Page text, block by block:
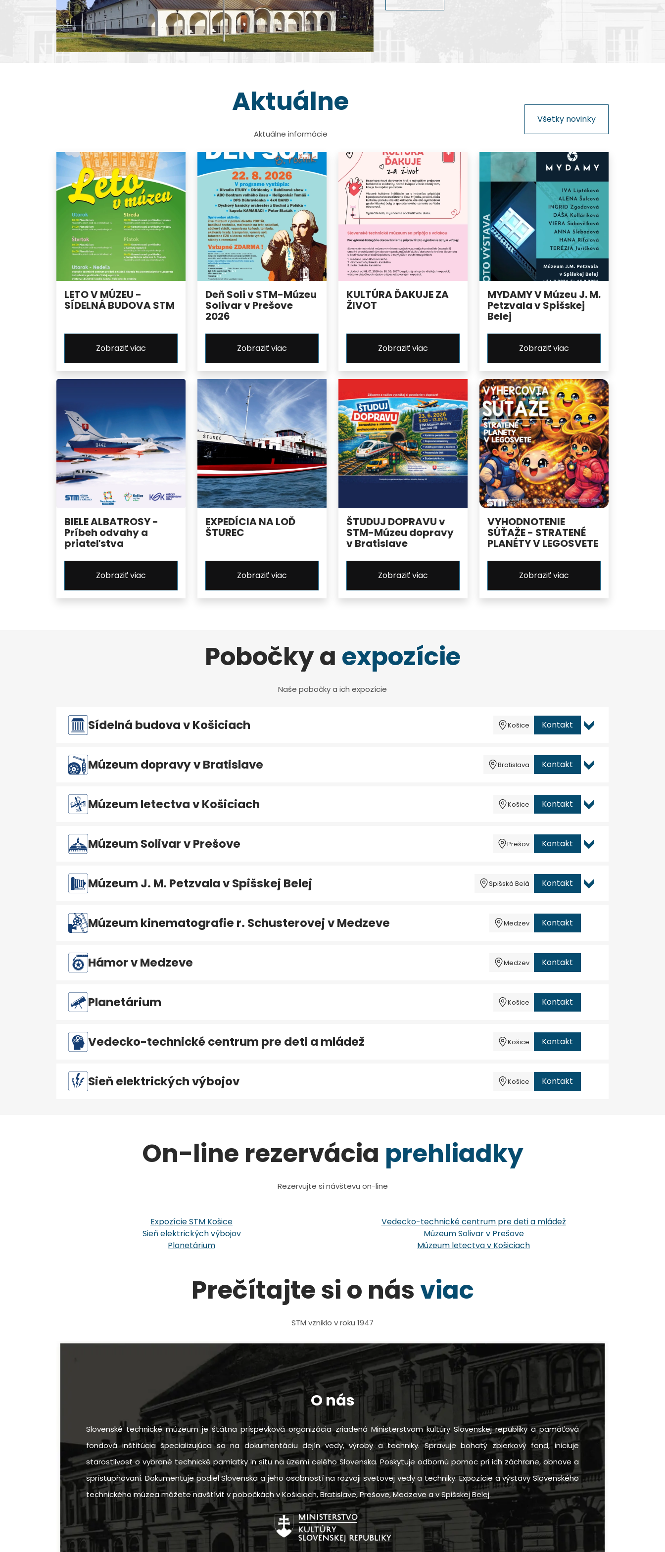
Viac info
Aktuálne
Aktuálne informácie
Všetky novinky
LETO V MÚZEU -
SÍDELNÁ BUDOVA STM
Zobraziť viac
Deň Soli v STM-Múzeu
Solivar v Prešove
2026
Zobraziť viac
KULTÚRA ĎAKUJE ZA
ŽIVOT
Zobraziť viac
MYDAMY V Múzeu J. M.
Petzvala v Spišskej
Belej
Zobraziť viac
BIELE ALBATROSY -
Príbeh odvahy a
priateľstva
Zobraziť viac
EXPEDÍCIA NA LOĎ
ŠTUREC
Zobraziť viac
ŠTUDUJ DOPRAVU v
STM-Múzeu dopravy
v Bratislave
Zobraziť viac
VYHODNOTENIE
SÚŤAŽE - STRATENÉ
PLANÉTY V LEGOSVETE
Zobraziť viac
Pobočky a expozície
Naše pobočky a ich expozície
Sídelná budova v Košiciach Košice Kontakt
Múzeum dopravy v Bratislave Bratislava Kontakt
Múzeum letectva v Košiciach Košice Kontakt
Múzeum Solivar v Prešove Prešov Kontakt
Múzeum J. M. Petzvala v Spišskej Belej Spišská Belá Kontakt
Múzeum kinematografie r. Schusterovej v Medzeve Medzev Kontakt
Hámor v Medzeve Medzev Kontakt
Planetárium Košice Kontakt
Vedecko-technické centrum pre deti a mládež Košice Kontakt
Sieň elektrických výbojov Košice Kontakt
On-line rezervácia prehliadky
Rezervujte si návštevu on-line
Expozície STM Košice
Sieň elektrických výbojov
Planetárium
Vedecko-technické centrum pre deti a mládež
Múzeum Solivar v Prešove
Múzeum letectva v Košiciach
Prečítajte si o násviac
STM vzniklo v roku 1947
O nás
Slovenské technické múzeum je štátna príspevková organizácia zriadená Ministerstvom kultúry Slovenskej republiky a pamäťová
fondová inštitúcia špecializujúca sa na dokumentáciu dejín vedy, výroby a techniky. Spravuje bohatý zbierkový fond, iniciuje
starostlivosť o vybrané technické pamiatky in situ na území celého Slovenska. Poskytuje odbornú pomoc pri ich záchrane, obnove a
sprístupňovaní. Dokumentuje podiel Slovenska a jeho osobností na rozvoji svetovej vedy a techniky. Expozície a výstavy Slovenského
technického múzea môžete navštíviť v pobočkách v Košiciach, Bratislave, Prešove, Medzeve a v Spišskej Belej.